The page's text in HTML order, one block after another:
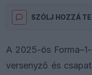
SZÓLJ HOZZÁ TE
A 2025-ös
versenyző és